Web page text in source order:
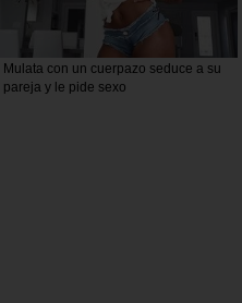
Mulata con un cuerpazo seduce a su
pareja y le pide sexo